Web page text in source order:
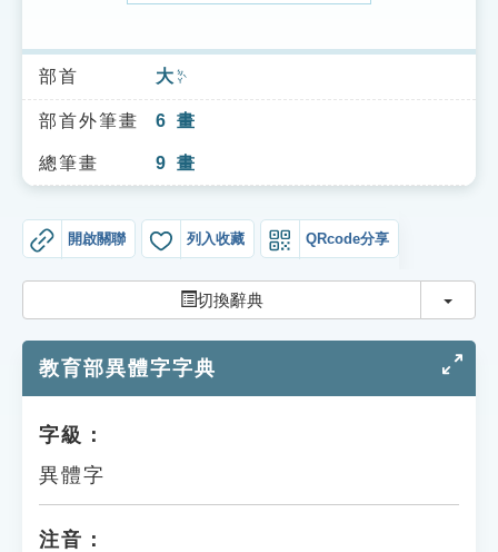
索引選單
知識索引
單字索引
貓頭鷹博士
部首 大 ㄉㄚˋ
部首外筆畫 6 畫
總筆畫 9 畫
開啟關聯 列入收藏 QRcode分享
切換辭典 切換
教育部異體字字典
字級：
異體字
注音：